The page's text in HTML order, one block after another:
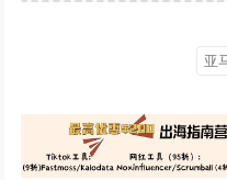
亚